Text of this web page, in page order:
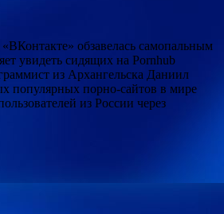
обзавелась самопальным
увидеть сидящих на Pornhub
из Архангельска Даниил
популярных порно-сайтов в мире
из России через